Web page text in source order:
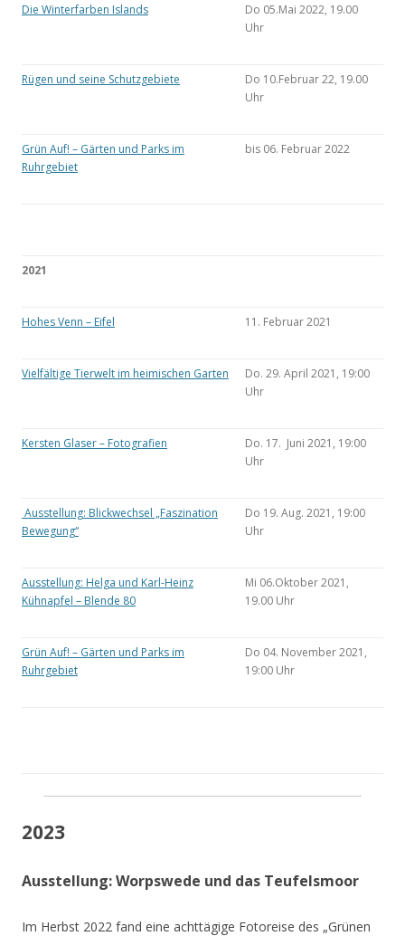
Die Winterfarben Islands
Do 05.Mai 2022, 19.00
Uhr
Rügen und seine Schutzgebiete
Do 10.Februar 22, 19.00
Uhr
Grün Auf! – Gärten und Parks im
Ruhrgebiet
bis 06. Februar 2022
2021
Hohes Venn – Eifel 11. Februar 2021
Vielfältige Tierwelt im heimischen Garten
Do. 29. April 2021, 19:00
Uhr
Kersten Glaser – Fotografien
Do. 17. Juni 2021, 19:00
Uhr
Ausstellung: Blickwechsel „Faszination
Bewegung“
Do 19. Aug. 2021, 19:00
Uhr
Ausstellung: Helga und Karl-Heinz
Kühnapfel – Blende 80
Mi 06.Oktober 2021,
19.00 Uhr
Grün Auf! – Gärten und Parks im
Ruhrgebiet
Do 04. November 2021,
19:00 Uhr
2023
Ausstellung: Worpswede und das Teufelsmoor
Im Herbst 2022 fand eine achttägige Fotoreise des „Grünen